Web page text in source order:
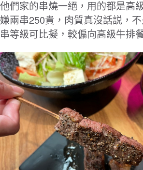
他們家的串燒一絕，用的都是高
嫌兩串250貴，肉質真沒話説，
串等級可比擬，較偏向高級牛排